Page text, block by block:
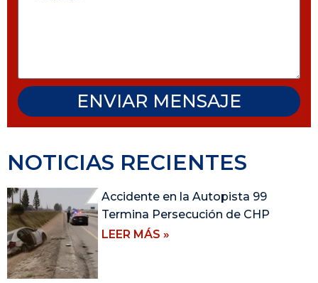
ENVIAR MENSAJE
NOTICIAS RECIENTES
Accidente en la Autopista 99
Termina Persecución de CHP
LEER MÁS »